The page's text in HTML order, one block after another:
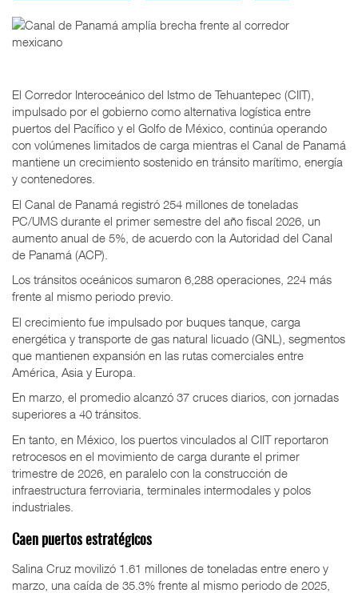
El Corredor Interoceánico del Istmo de Tehuantepec (CIIT),
impulsado por el gobierno como alternativa logística entre
puertos del Pacífico y el Golfo de México, continúa operando
con volúmenes limitados de carga mientras el Canal de Panamá
mantiene un crecimiento sostenido en tránsito marítimo, energía
y contenedores.
El Canal de Panamá registró 254 millones de toneladas
PC/UMS durante el primer semestre del año fiscal 2026, un
aumento anual de 5%, de acuerdo con la Autoridad del Canal
de Panamá (ACP).
Los tránsitos oceánicos sumaron 6,288 operaciones, 224 más
frente al mismo periodo previo.
El crecimiento fue impulsado por buques tanque, carga
energética y transporte de gas natural licuado (GNL), segmentos
que mantienen expansión en las rutas comerciales entre
América, Asia y Europa.
En marzo, el promedio alcanzó 37 cruces diarios, con jornadas
superiores a 40 tránsitos.
En tanto, en México, los puertos vinculados al CIIT reportaron
retrocesos en el movimiento de carga durante el primer
trimestre de 2026, en paralelo con la construcción de
infraestructura ferroviaria, terminales intermodales y polos
industriales.
Caen puertos estratégicos
Salina Cruz movilizó 1.61 millones de toneladas entre enero y
marzo, una caída de 35.3% frente al mismo periodo de 2025,